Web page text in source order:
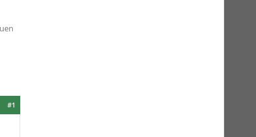
#1